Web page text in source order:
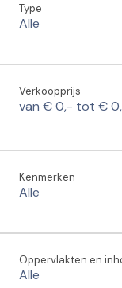
Type
Alle
Verkoopprijs
van € 0,- tot €
Kenmerken
Alle
Oppervlakten en
Alle